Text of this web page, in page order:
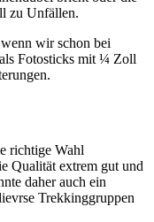
zu Unfällen.
wir schon bei
Fotosticks mit ¼ Zoll
richtige Wahl
Qualität extrem gut und
daher auch ein
Trekkinggruppen